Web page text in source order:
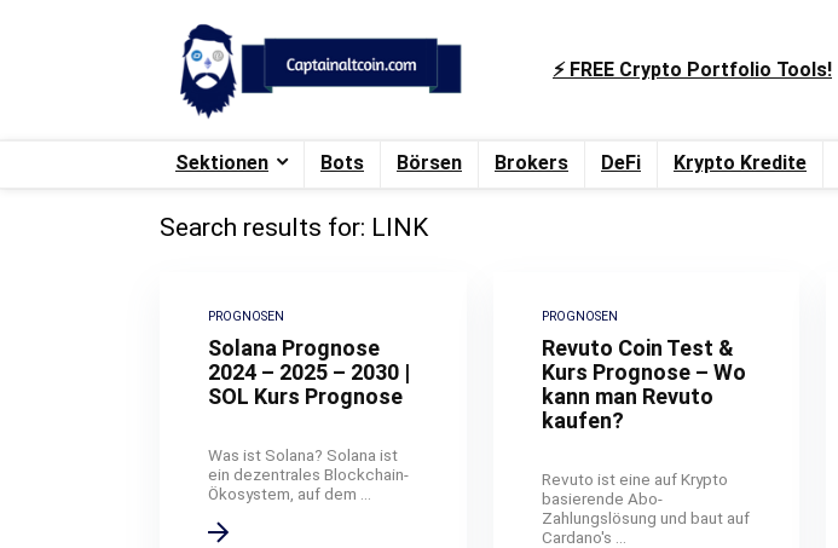
⚡️ FREE Crypto Portfolio Tools!
Sektionen Bots Börsen Brokers DeFi Krypto Kredite
Search results for: LINK
PROGNOSEN
Solana Prognose
2024 – 2025 – 2030 |
SOL Kurs Prognose
Was ist Solana? Solana ist
ein dezentrales Blockchain-
Ökosystem, auf dem ...
PROGNOSEN
Revuto Coin Test &
Kurs Prognose – Wo
kann man Revuto
kaufen?
Revuto ist eine auf Krypto
basierende Abo-
Zahlungslösung und baut auf
Cardano's ...